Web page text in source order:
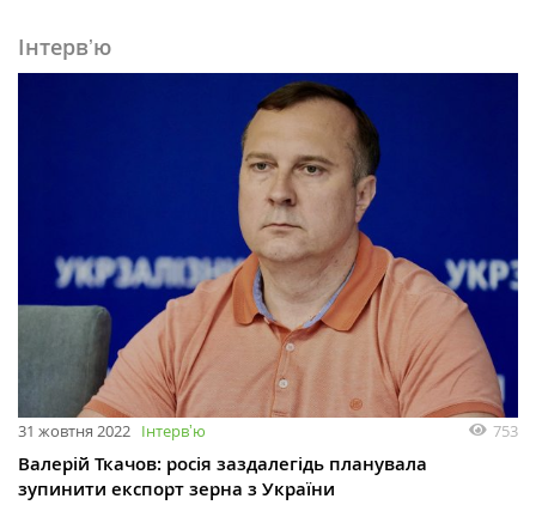
Інтервʼю
31 жовтня 2022 Інтервʼю 753
Валерій Ткачов: росія заздалегідь планувала
зупинити експорт зерна з України